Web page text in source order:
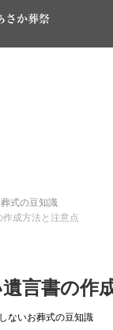
さか葬祭
式の豆知識
成方法と注意点
言書の作
ないお葬式の豆知識